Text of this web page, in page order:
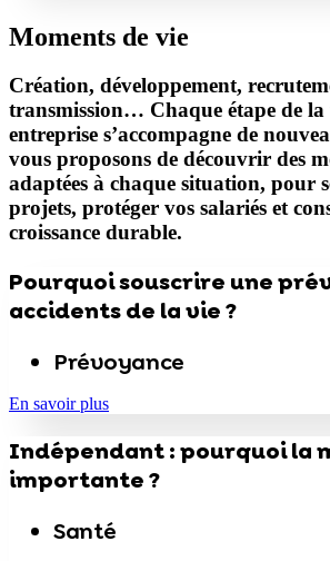
Moments de vie
Création, développement,
transmission… Chaque étape de la
entreprise s’accompagne de
vous proposons de découvrir des
adaptées à chaque situation, pour
projets, protéger vos salariés et
croissance durable.
Pourquoi souscrire une
accidents de la vie ?
Prévoyance
En savoir plus
Indépendant : pourquoi la
importante ?
Santé